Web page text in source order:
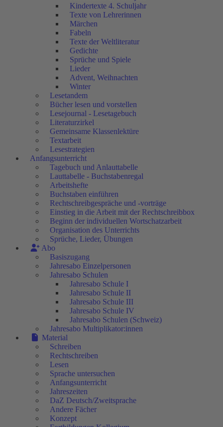
Kindertexte 4. Schuljahr
Texte von Lehrerinnen
Märchen
Fabeln
Texte der Weltliteratur
Gedichte
Sprüche und Spiele
Lieder
Advent, Weihnachten
Winter
Lesetandem
Bücher lesen und vorstellen
Lesejournal - Lesetagebuch
Literaturzirkel
Gemeinsame Klassenlektüre
Textarbeit
Lesestrategien
Anfangsunterricht
Tagebuch und Anlauttabelle
Lauttabelle - Buchstabenregal
Arbeitshefte
Buchstaben einführen
Rechtschreibgespräche und -vorträge
Einstieg in die Arbeit mit der Rechtschreibbox
Beginn der individuellen Wortschatzarbeit
Organisation des Unterrichts
Sprüche, Lieder, Übungen
Abo
Basiszugang
Jahresabo Einzelpersonen
Jahresabo Schulen
Jahresabo Schule I
Jahresabo Schule II
Jahresabo Schule III
Jahresabo Schule IV
Jahresabo Schulen (Schweiz)
Jahresabo Multiplikator:innen
Material
Schreiben
Rechtschreiben
Lesen
Sprache untersuchen
Anfangsunterricht
Jahreszeiten
DaZ Deutsch/Zweitsprache
Andere Fächer
Konzept